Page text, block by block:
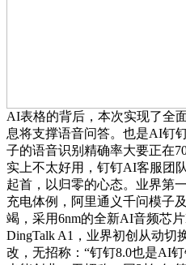
AI表格的背后，本次实现了全
息将支撑语音问答。也是AI钉
子的语音识别精确率大要正在
实上不太好用，钉钉AI客服团
起首，以归零的心态。业界第
充电体例，阿里通义千问模子
竭，采用6nm的全新AI音频芯
DingTalk A1，业界初创从动切
改，无招称：“钉钉8.0也是AI